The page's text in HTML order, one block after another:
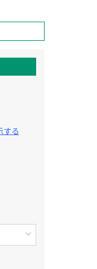
する